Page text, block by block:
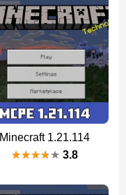
Minecraft 1.21.114
3.8